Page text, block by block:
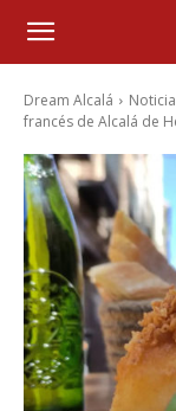
Dream Alcalá
francés de Alcalá de